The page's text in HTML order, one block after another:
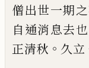
僧出世一期
自通消息去也
正清秋 。 久立